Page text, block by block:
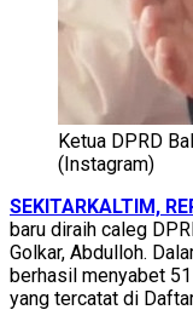
Ketua DPRD
(Instagram)
SEKITARKALTIM,
baru diraih caleg
Golkar, Abdulloh.
berhasil menyabet
yang tercatat di